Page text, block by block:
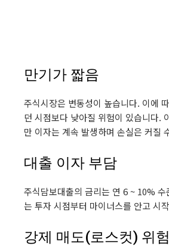
만기가 짧음
주식시장은 변동성이 높습니다. 이에
던 시점보다 낮아질 위험이 있습니다.
만 이자는 계속 발생하며 손실은 커질
대출 이자 부담
주식담보대출의 금리는 연 6 ~ 10%
는 투자 시점부터 마이너스를 안고 시
강제 매도(로스컷) 위험